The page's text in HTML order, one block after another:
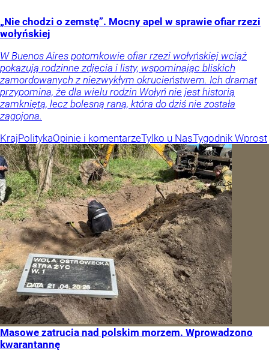
„Nie chodzi o zemstę”. Mocny apel w sprawie ofiar rzezi
wołyńskiej
W Buenos Aires potomkowie ofiar rzezi wołyńskiej wciąż
pokazują rodzinne zdjęcia i listy, wspominając bliskich
zamordowanych z niezwykłym okrucieństwem. Ich dramat
przypomina, że dla wielu rodzin Wołyń nie jest historią
zamkniętą, lecz bolesną raną, która do dziś nie została
zagojona.
KrajPolitykaOpinie i komentarzeTylko u NasTygodnik Wprost
Masowe zatrucia nad polskim morzem. Wprowadzono
kwarantannę